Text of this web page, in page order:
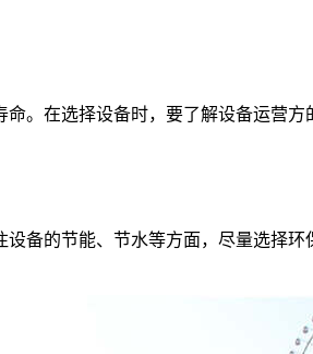
。在选择设备时，要了解设备运营
备的节能、节水等方面，尽量选择